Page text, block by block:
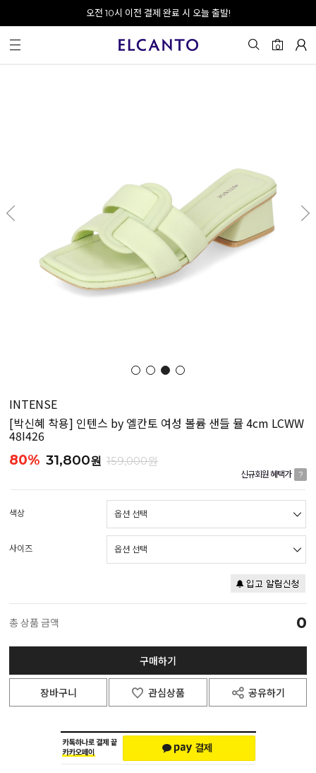
오전 10시 이전 결제 완료 시 오늘 출발!
회원가입 시 최대 20% 쿠폰 지급
0
INTENSE
[박신혜 착용] 인텐스 by 엘칸토 여성 볼륨 샌들 뮬 4cm LCWW
48I426
80% 31,800원 159,000원
신규회원 혜택가 ?
색상
사이즈
총 상품 금액 0
구매하기
장바구니 관심상품 공유하기